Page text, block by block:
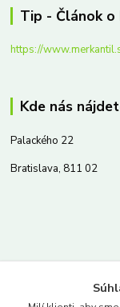
Tip - Článok o
https://
Kde nás
Palackého 22
Bratislava, 811 02